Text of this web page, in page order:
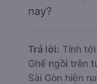
nay?
Trả lời: Tính
Ghế ngồi trên
Sài Gòn hiện